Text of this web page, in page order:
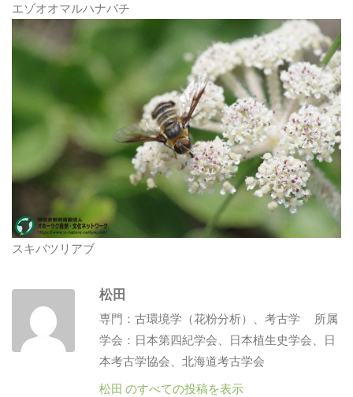
エゾオオマルハナバチ
スキバツリアブ
松田
専門：古環境学（花粉分析）、考古学 所属
学会：日本第四紀学会、日本植生史学会、日
本考古学協会、北海道考古学会
松田 のすべての投稿を表示